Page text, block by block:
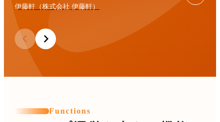
伊藤軒（株式会社 伊藤軒）
Functions